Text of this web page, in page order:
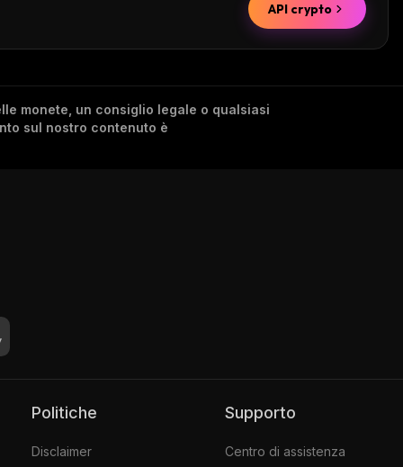
API crypto
monete, un consiglio legale o qualsiasi
sul nostro contenuto è
Politiche
Disclaimer
Supporto
Centro di assistenza